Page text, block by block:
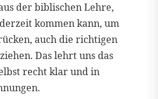
der biblischen Lehre,
kommen kann, um
auch die richtigen
Das lehrt uns das
recht klar und in